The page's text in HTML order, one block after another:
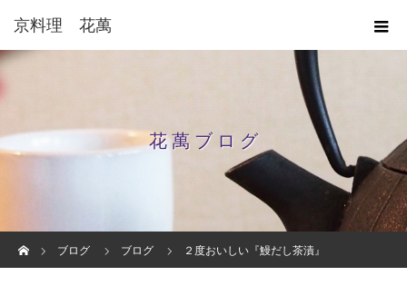
京料理 花萬
花 萬 ブ ロ グ
ブログ
ブログ ２度おいしい『鰻だし茶漬』